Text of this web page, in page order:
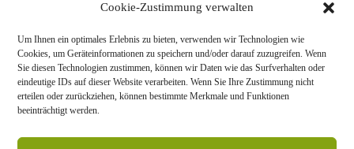
Cookie-Zustimmung verwalten
Um Ihnen ein optimales Erlebnis zu bieten, verwenden wir Technologien wie
Cookies, um Geräteinformationen zu speichern und/oder darauf zuzugreifen. Wenn
Sie diesen Technologien zustimmen, können wir Daten wie das Surfverhalten oder
eindeutige IDs auf dieser Website verarbeiten. Wenn Sie Ihre Zustimmung nicht
erteilen oder zurückziehen, können bestimmte Merkmale und Funktionen
beeinträchtigt werden.
Kontakt
Datenschutz & Impressum
Allgemeine Geschäftsbedingungen